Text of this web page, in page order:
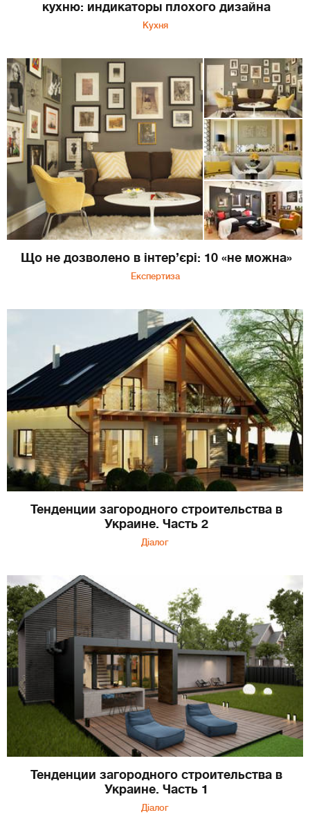
кухню: индикаторы плохого дизайна
Кухня
Що не дозволено в інтер’єрі: 10 «не можна»
Експертиза
Тенденции загородного строительства в
Украине. Часть 2
Діалог
Тенденции загородного строительства в
Украине. Часть 1
Діалог